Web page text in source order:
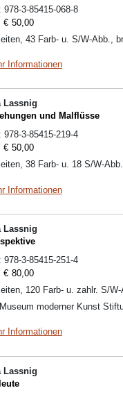
978-3-85415-068-8
€ 50,00
43 Farb- u. S/W-Abb.,
Informationen
Lassnig
und Malflüsse
978-3-85415-219-4
€ 50,00
38 Farb- u. 18 S/W-
Informationen
Lassnig
978-3-85415-251-4
€ 80,00
120 Farb- u. zahlr. S/
moderner Kunst
Informationen
Lassnig